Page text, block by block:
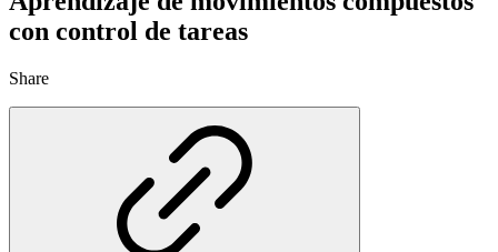
con control de tareas
Share